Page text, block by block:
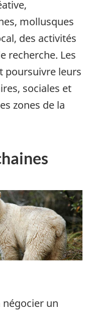
mollusques
des activités
recherche. Les
poursuivre leurs
sociales et
zones de la
négocier un